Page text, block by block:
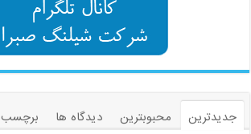
جدیدترین محبوبترین دیدگاه ها
برچسب